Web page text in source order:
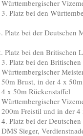
den
bei der Deutschen
bei den Britischen
den Britischen
Meister in
in der 4 x 50m
Rückenstaffel
und in der 4 x
der Deutschen
Verdienstnadel